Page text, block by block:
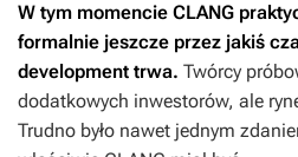
W tym momencie CLANG
formalnie jeszcze przez jakiś
development trwa. Twórcy
dodatkowych inwestorów, ale
Trudno było nawet jednym